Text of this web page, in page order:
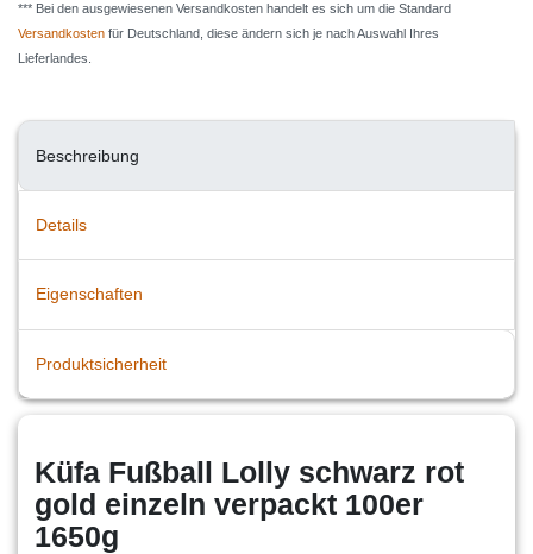
*** Bei den ausgewiesenen Versandkosten handelt es sich um die Standard
Versandkosten für Deutschland, diese ändern sich je nach Auswahl Ihres
Lieferlandes.
Beschreibung
Details
Eigenschaften
Produktsicherheit
Küfa Fußball Lolly schwarz rot
gold einzeln verpackt 100er
1650g